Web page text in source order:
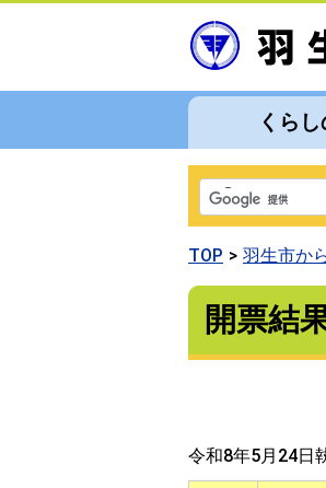
くら
TOP 羽生市か
開票結
令和8年5月24日